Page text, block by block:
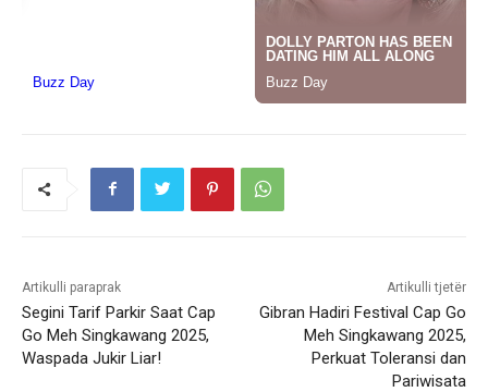
Artikulli paraprak
Segini Tarif Parkir Saat Cap
Go Meh Singkawang 2025,
Waspada Jukir Liar!
Artikulli tjetër
Gibran Hadiri Festival Cap Go
Meh Singkawang 2025,
Perkuat Toleransi dan
Pariwisata